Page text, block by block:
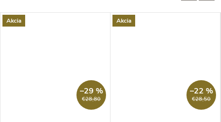
Akcia
€28,80
–29 %
Akcia
€28,50
–22 %